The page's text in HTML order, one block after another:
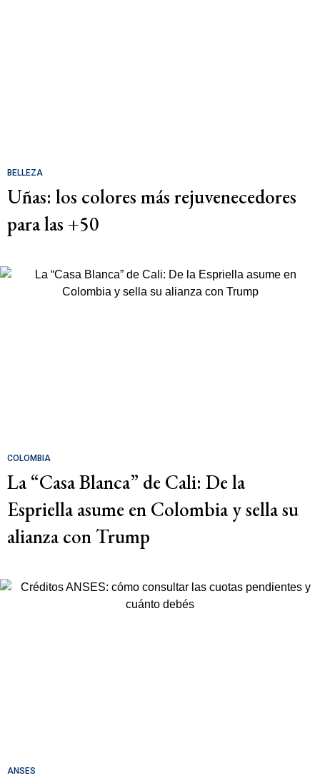
BELLEZA
Uñas: los colores más rejuvenecedores
para las +50
COLOMBIA
La “Casa Blanca” de Cali: De la
Espriella asume en Colombia y sella su
alianza con Trump
ANSES